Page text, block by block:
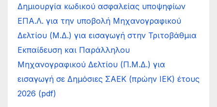
Δημιουργία κωδικού ασφαλείας υποψηφίων
ΕΠΑ.Λ. για την υποβολή Μηχανογραφικού
Δελτίου (Μ.Δ.) για εισαγωγή στην Τριτοβάθμια
Εκπαίδευση και Παράλληλου
Μηχανογραφικού Δελτίου (Π.Μ.Δ.) για
εισαγωγή σε Δημόσιες ΣΑΕΚ (πρώην ΙΕΚ) έτους
2026 (pdf)